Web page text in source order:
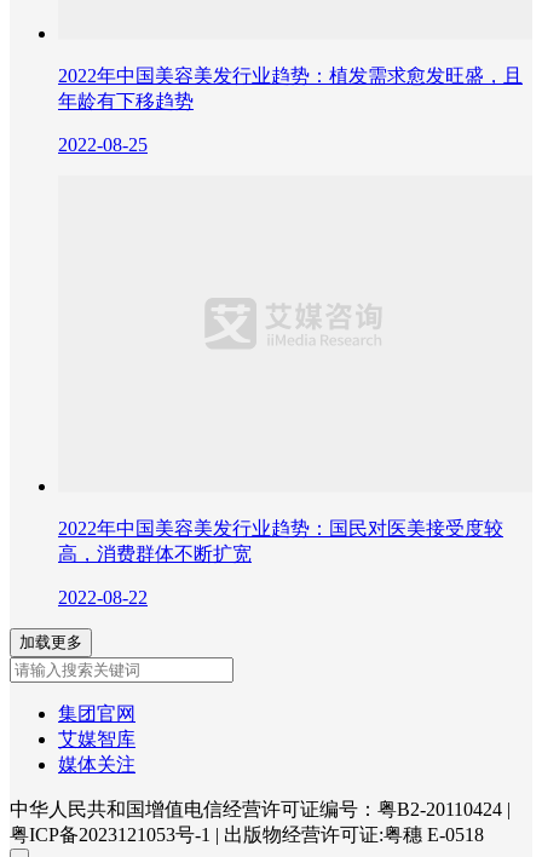
2022年中国美容美发行业趋势：植发需求愈发旺盛，且
年龄有下移趋势
2022-08-25
2022年中国美容美发行业趋势：国民对医美接受度较
高，消费群体不断扩宽
2022-08-22
加载更多
集团官网
艾媒智库
媒体关注
中华人民共和国增值电信经营许可证编号：粤B2-20110424 |
粤ICP备2023121053号-1 | 出版物经营许可证:粤穗 E-0518